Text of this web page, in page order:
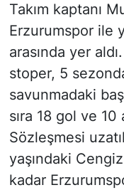
Takım kaptanı
Erzurumspor ile
arasında yer
stoper, 5
savunmadaki
sıra 18 gol ve 10
Sözleşmesi
yaşındaki
kadar